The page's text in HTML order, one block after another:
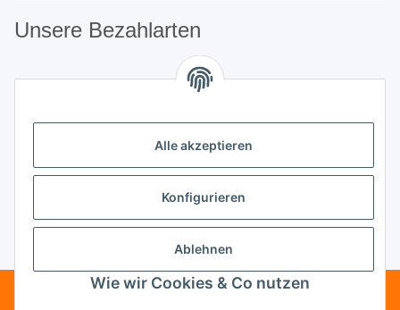
Unsere Bezahlarten
Unsere Partner
Unternehmen
Vertrag widerrufen
Alle akzeptieren
Konfigurieren
Ablehnen
Wie wir Cookies & Co nutzen